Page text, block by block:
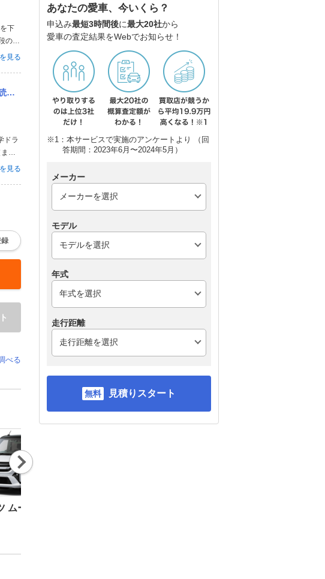
下
の運
の
見る
...
ドラ
た
1.
見る
録
べる
ムーヴ
Nex
t
あなたの愛車、今いくら？
申込み最短3時間後に最大20社から
愛車の査定結果をWebでお知らせ！
※1：本サービスで実施のアンケートより （回
答期間：2023年6月〜2024年5月）
メーカー
モデル
年式
走行距離
見積りスタート